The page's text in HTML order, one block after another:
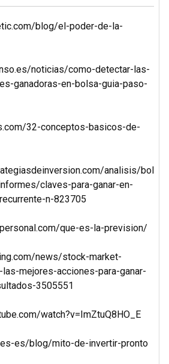
blog/el-poder-de-la-
noticias/como-detectar-las-
ganadoras-en-bolsa-guia-paso-
32-conceptos-basicos-de-
analisis/bol
claves-para-ganar-en-
n-823705
que-es-la-prevision/
news/stock-market-
mejores-acciones-para-ganar-
3505551
watch?v=ImZtuQ8HO_E
es/blog/mito-de-invertir-pronto